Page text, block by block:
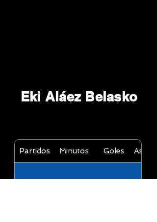
Eki Aláez Belasko
Partidos Minutos Goles